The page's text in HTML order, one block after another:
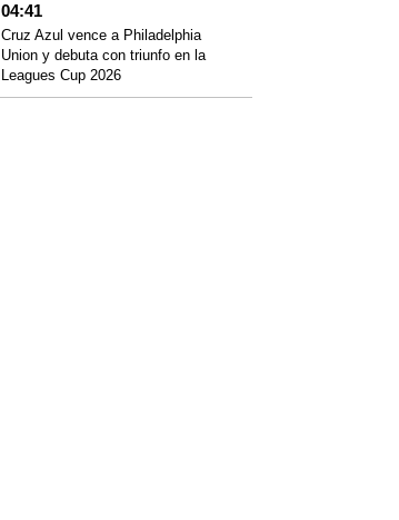
04:41
Cruz Azul vence a Philadelphia
Union y debuta con triunfo en la
Leagues Cup 2026